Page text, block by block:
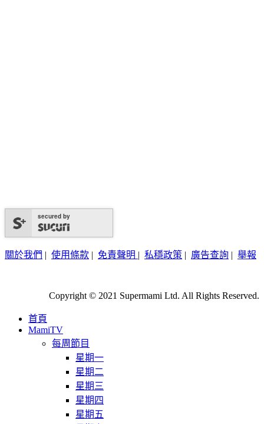
secured by
關於我們 | 使用條款 | 免責聲明 | 私穩政策 | 廣告查詢 | 舉報
Copyright © 2021 Supermami Ltd. All Rights Reserved.
首頁
MamiTV
每周節目
星期一
星期二
星期三
星期四
星期五